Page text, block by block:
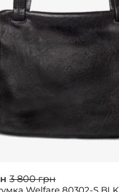
3 800 грн